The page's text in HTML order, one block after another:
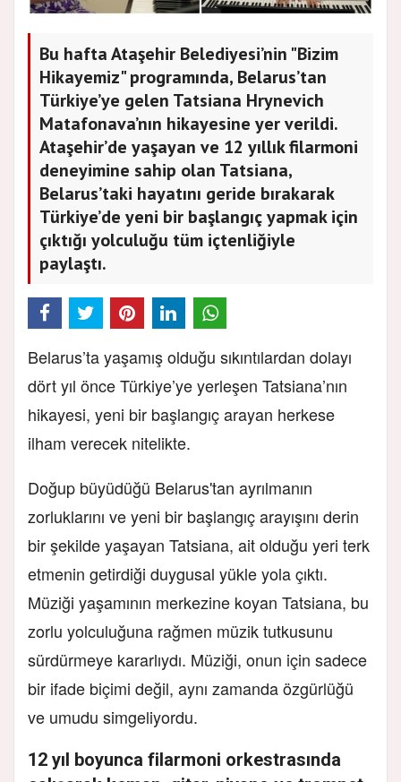
Bu hafta Ataşehir Belediyesi’nin "Bizim
Hikayemiz" programında, Belarus’tan
Türkiye’ye gelen Tatsiana Hrynevich
Matafonava’nın hikayesine yer verildi.
Ataşehir’de yaşayan ve 12 yıllık filarmoni
deneyimine sahip olan Tatsiana,
Belarus’taki hayatını geride bırakarak
Türkiye’de yeni bir başlangıç yapmak için
çıktığı yolculuğu tüm içtenliğiyle
paylaştı.
Belarus’ta yaşamış olduğu sıkıntılardan dolayı
dört yıl önce Türkiye’ye yerleşen Tatsiana’nın
hikayesi, yeni bir başlangıç arayan herkese
ilham verecek nitelikte.
Doğup büyüdüğü Belarus'tan ayrılmanın
zorluklarını ve yeni bir başlangıç arayışını derin
bir şekilde yaşayan Tatsiana, ait olduğu yeri terk
etmenin getirdiği duygusal yükle yola çıktı.
Müziği yaşamının merkezine koyan Tatsiana, bu
zorlu yolculuğuna rağmen müzik tutkusunu
sürdürmeye kararlıydı. Müziği, onun için sadece
bir ifade biçimi değil, aynı zamanda özgürlüğü
ve umudu simgeliyordu.
12 yıl boyunca filarmoni orkestrasında